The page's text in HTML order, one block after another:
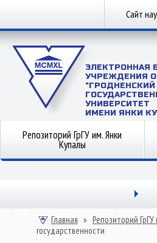
Сайт
ЭЛЕКТРОННАЯ
УЧРЕЖДЕНИЯ
"ГРОДНЕНСКИЙ
УНИВЕРСИТЕТ
ИМЕНИ ЯНКИ
Репозиторий ГрГУ им. Янки
Купалы
Главная » Репозиторий
государственности